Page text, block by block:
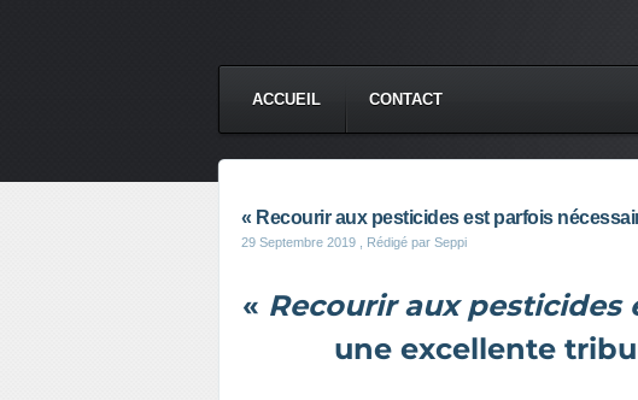
ACCUEIL CONTACT
« Recourir aux pesticides est parfois
29 Septembre 2019 , Rédigé par Seppi
« Recourir aux pesticides
une excellente